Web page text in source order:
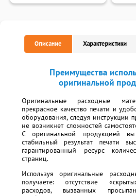
Описание Характеристики
Преимущества
оригинальной
Оригинальные расходные
прекрасное качество печати и
оборудования, следуя инструкции
не возникнет сложностей
С оригинальной продукцией вы
стабильный результат печати
гарантированный ресурс
страниц.
Используя оригинальные
получаете: отсутствие
расходов, вызванных